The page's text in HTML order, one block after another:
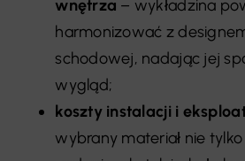
wnętrza – wykładzina
harmonizować z
schodowej, nadając jej
wygląd;
koszty instalacji i
wybrany materiał nie tylko